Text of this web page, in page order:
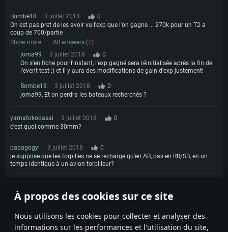
À propos des cookies sur ce site
Nous utilisons les cookies pour collecter et analyser des
informations sur les performances et l'utilisation du site,
Bombe18 3 juillet 2018
0
On est pas pret de les avoir vu l'exp que l'on gagne ... 270k pour un T2 a
coup de 700/partie
Show more
All answers (2)
joma99
3 juillet 2018
0
On s'en fiche pour l'instant, l'exp gagné sera réinitialisée après la fin de
l'event test ;) et il y aura des modifications de gain d'exp justement!
Bombe18 3 juillet 2018
0
joma99, Et on perdra les bateaux recherchés ?
yamatokodasai 3 juillet 2018
0
c'est quoi comme 30mm?
papagogyl 3 juillet 2018
0
je suppose que les torpilles ne se recharge qu'en AB, pas en RB/SB, en un
temps identique à un avion torpilleur?
elles servent a quoi les grenades sous marine